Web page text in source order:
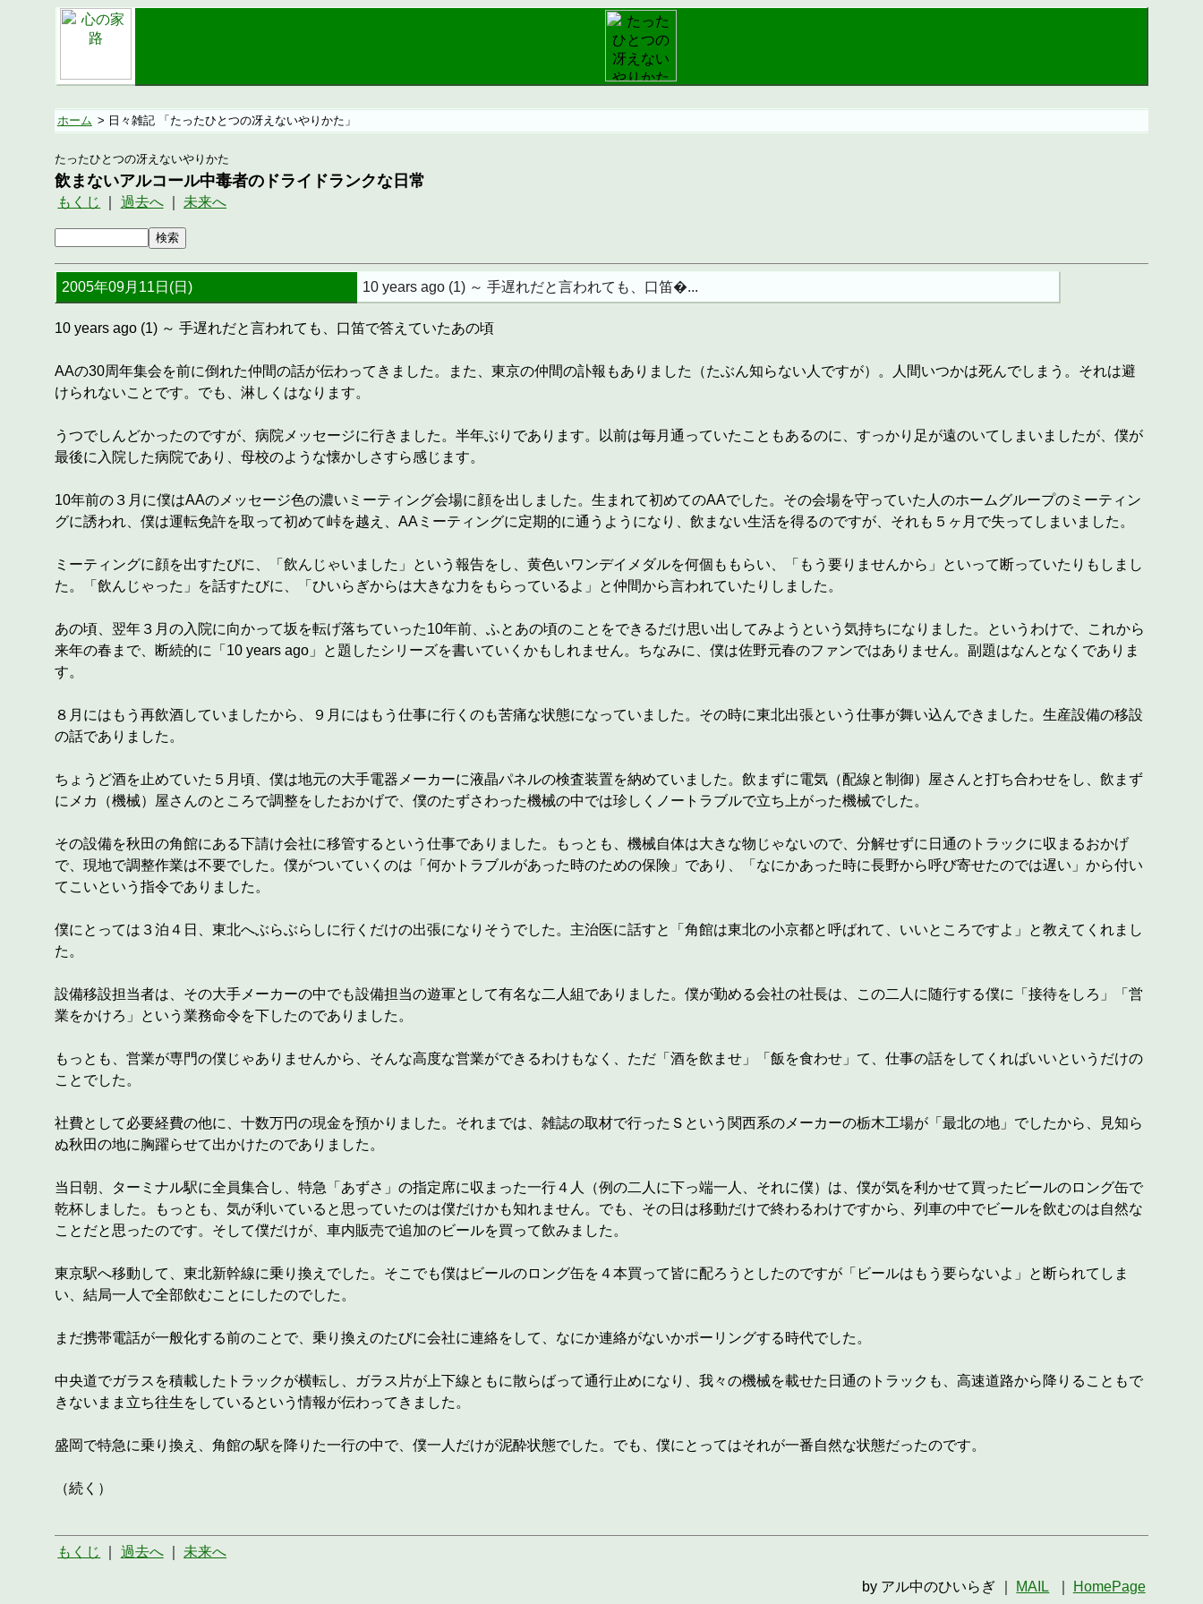
ホーム > 日々雑記 「たったひとつの冴えないやりかた」
たったひとつの冴えないやりかた
飲まないアルコール中毒者のドライドランクな日常
もくじ 過去へ 未来へ
2005年09月11日(日) 10 years ago (1) ～ 手遅れだと言われても、口笛�...
10 years ago (1) ～ 手遅れだと言われても、口笛で答えていたあの頃
AAの30周年集会を前に倒れた仲間の話が伝わってきました。また、東京の仲間の訃報もありました（たぶん知らない人ですが）。人間いつかは死んでしまう。それは避
けられないことです。でも、淋しくはなります。
うつでしんどかったのですが、病院メッセージに行きました。半年ぶりであります。以前は毎月通っていたこともあるのに、すっかり足が遠のいてしまいましたが、僕が
最後に入院した病院であり、母校のような懐かしさすら感じます。
10年前の３月に僕はAAのメッセージ色の濃いミーティング会場に顔を出しました。生まれて初めてのAAでした。その会場を守っていた人のホームグループのミーティン
グに誘われ、僕は運転免許を取って初めて峠を越え、AAミーティングに定期的に通うようになり、飲まない生活を得るのですが、それも５ヶ月で失ってしまいました。
ミーティングに顔を出すたびに、「飲んじゃいました」という報告をし、黄色いワンデイメダルを何個ももらい、「もう要りませんから」といって断っていたりもしまし
た。「飲んじゃった」を話すたびに、「ひいらぎからは大きな力をもらっているよ」と仲間から言われていたりしました。
あの頃、翌年３月の入院に向かって坂を転げ落ちていった10年前、ふとあの頃のことをできるだけ思い出してみようという気持ちになりました。というわけで、これから
来年の春まで、断続的に「10 years ago」と題したシリーズを書いていくかもしれません。ちなみに、僕は佐野元春のファンではありません。副題はなんとなくでありま
す。
８月にはもう再飲酒していましたから、９月にはもう仕事に行くのも苦痛な状態になっていました。その時に東北出張という仕事が舞い込んできました。生産設備の移設
の話でありました。
ちょうど酒を止めていた５月頃、僕は地元の大手電器メーカーに液晶パネルの検査装置を納めていました。飲まずに電気（配線と制御）屋さんと打ち合わせをし、飲まず
にメカ（機械）屋さんのところで調整をしたおかげで、僕のたずさわった機械の中では珍しくノートラブルで立ち上がった機械でした。
その設備を秋田の角館にある下請け会社に移管するという仕事でありました。もっとも、機械自体は大きな物じゃないので、分解せずに日通のトラックに収まるおかげ
で、現地で調整作業は不要でした。僕がついていくのは「何かトラブルがあった時のための保険」であり、「なにかあった時に長野から呼び寄せたのでは遅い」から付い
てこいという指令でありました。
僕にとっては３泊４日、東北へぶらぶらしに行くだけの出張になりそうでした。主治医に話すと「角館は東北の小京都と呼ばれて、いいところですよ」と教えてくれまし
た。
設備移設担当者は、その大手メーカーの中でも設備担当の遊軍として有名な二人組でありました。僕が勤める会社の社長は、この二人に随行する僕に「接待をしろ」「営
業をかけろ」という業務命令を下したのでありました。
もっとも、営業が専門の僕じゃありませんから、そんな高度な営業ができるわけもなく、ただ「酒を飲ませ」「飯を食わせ」て、仕事の話をしてくればいいというだけの
ことでした。
社費として必要経費の他に、十数万円の現金を預かりました。それまでは、雑誌の取材で行ったＳという関西系のメーカーの栃木工場が「最北の地」でしたから、見知ら
ぬ秋田の地に胸躍らせて出かけたのでありました。
当日朝、ターミナル駅に全員集合し、特急「あずさ」の指定席に収まった一行４人（例の二人に下っ端一人、それに僕）は、僕が気を利かせて買ったビールのロング缶で
乾杯しました。もっとも、気が利いていると思っていたのは僕だけかも知れません。でも、その日は移動だけで終わるわけですから、列車の中でビールを飲むのは自然な
ことだと思ったのです。そして僕だけが、車内販売で追加のビールを買って飲みました。
東京駅へ移動して、東北新幹線に乗り換えでした。そこでも僕はビールのロング缶を４本買って皆に配ろうとしたのですが「ビールはもう要らないよ」と断られてしま
い、結局一人で全部飲むことにしたのでした。
まだ携帯電話が一般化する前のことで、乗り換えのたびに会社に連絡をして、なにか連絡がないかポーリングする時代でした。
中央道でガラスを積載したトラックが横転し、ガラス片が上下線ともに散らばって通行止めになり、我々の機械を載せた日通のトラックも、高速道路から降りることもで
きないまま立ち往生をしているという情報が伝わってきました。
盛岡で特急に乗り換え、角館の駅を降りた一行の中で、僕一人だけが泥酔状態でした。でも、僕にとってはそれが一番自然な状態だったのです。
（続く）
もくじ 過去へ 未来へ
by アル中のひいらぎ ｜ MAIL HomePage